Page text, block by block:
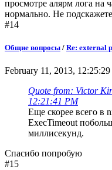
просмотре алярм лога на
нормально. Не
#14
Общие вопросы / Re: external
February 11, 2013,
Quote from: Victor
12:21:41 PM
Еще скорее всего в
ExecTimeout
миллисекунд.
Спасибо попробую
#15